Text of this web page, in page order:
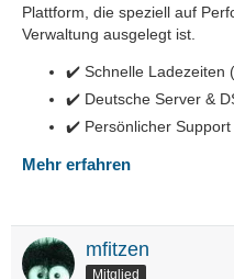
Plattform, die speziell auf
Verwaltung ausgelegt ist.
✔️ Schnelle Ladezeiten
✔️ Deutsche Server &
✔️ Persönlicher Support
Mehr erfahren
mfitzen
Mitglied